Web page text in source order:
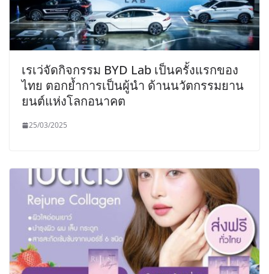
เรเว่จัดกิจกรรม BYD Lab เป็นครั้งแรกของ
ไทย ตอกย้ำการเป็นผู้นำ ด้านนวัตกรรมยาน
ยนต์แห่งโลกอนาคต
25/03/2025